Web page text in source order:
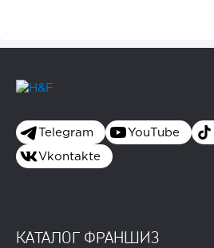
Telegram YouTube
Vkontakte
КАТАЛОГ ФРАНШИЗ